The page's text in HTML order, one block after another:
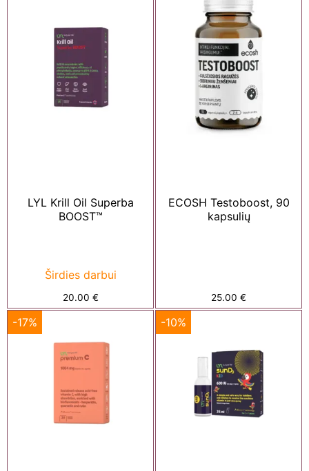
LYL Krill Oil Superba
BOOST™
Širdies darbui
20.00 €
ECOSH Testoboost, 90
kapsulių
25.00 €
-17% -10%